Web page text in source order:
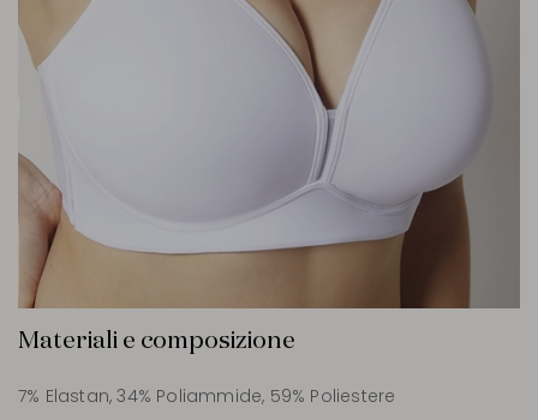
Materiali e composizione
7% Elastan, 34% Poliammide, 59% Poliestere